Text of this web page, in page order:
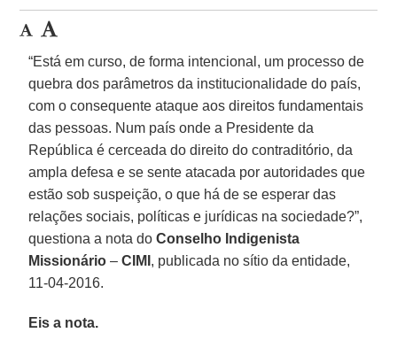
“Está em curso, de forma intencional, um processo de
quebra dos parâmetros da institucionalidade do país,
com o consequente ataque aos direitos fundamentais
das pessoas. Num país onde a Presidente da
República é cerceada do direito do contraditório, da
ampla defesa e se sente atacada por autoridades que
estão sob suspeição, o que há de se esperar das
relações sociais, políticas e jurídicas na sociedade?”,
questiona a nota doConselho Indigenista
Missionário –CIMI , publicada no sítio da entidade,
11-04-2016.
Eis a nota.